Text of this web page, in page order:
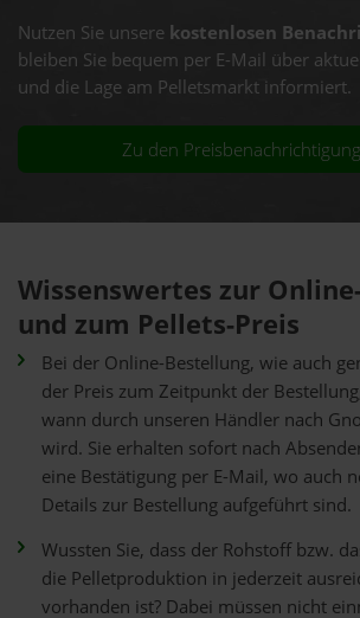
Nutzen Sie unsere kostenlosen
bleiben Sie bequem per E-Mail über
und die Lage am Pelletsmarkt informiert.
Zu den
Wissenswertes zur
und zum Pellets-Preis
Bei der Online-Bestellung, wie auch
der Preis zum Zeitpunkt der
wann durch unseren Händler nach
wird. Sie erhalten sofort nach
eine Bestätigung per E-Mail, wo auch
Details zur Bestellung aufgeführt sind.
Wussten Sie, dass der Rohstoff bzw.
die Pelletproduktion in jederzeit
vorhanden ist? Dabei müssen nicht